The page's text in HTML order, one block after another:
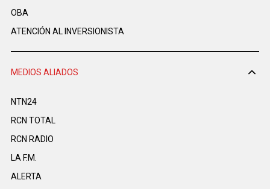
OBA
ATENCIÓN AL INVERSIONISTA
MEDIOS ALIADOS
NTN24
RCN TOTAL
RCN RADIO
LA F.M.
ALERTA